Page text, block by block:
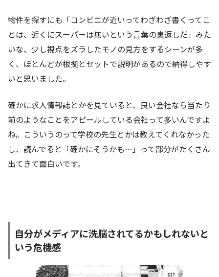
物件を探すにも「コンビニが近いってわざわざ書くってこ
とは、近くにスーパーは無いという言葉の裏返しだ」みた
いな、少し視点をズラしたモノの見方をするシーンが多
く、ほとんどが根拠とセットで説明があるので納得しやす
いと思いました。
確かに求人情報誌とかを見ていると、良い会社なら当たり
前のようなことをアピールしている会社って多いんですよ
ね。こういうのって学校の先生とかは教えてくれなかった
し、読んでると「確かにそうかも…」って部分がたくさん
出てきて面白いです。
自分がメディアに洗脳されてるかもしれないと
いう危機感